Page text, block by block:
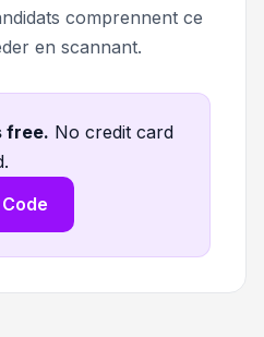
comprennent ce
en scannant.
free. No credit card